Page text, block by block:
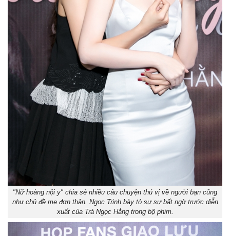
"Nữ hoàng nội y" chia sẻ nhiều câu chuyện thú vị về người bạn cũng
như chủ đề mẹ đơn thân. Ngọc Trinh bày tỏ sự sự bất ngờ trước diễn
xuất của Trà Ngọc Hằng trong bộ phim.